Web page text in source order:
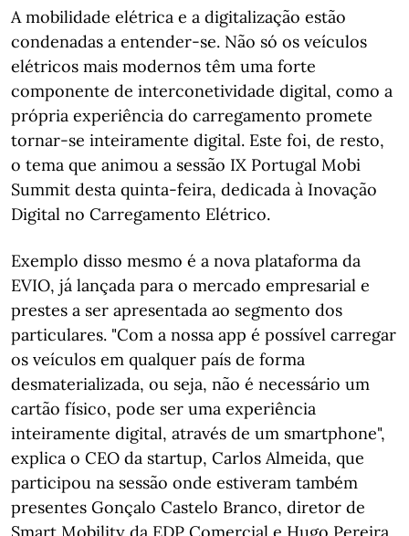
A mobilidade elétrica e a digitalização estão
condenadas a entender-se. Não só os veículos
elétricos mais modernos têm uma forte
componente de interconetividade digital, como a
própria experiência do carregamento promete
tornar-se inteiramente digital. Este foi, de resto,
o tema que animou a sessão IX Portugal Mobi
Summit desta quinta-feira, dedicada à Inovação
Digital no Carregamento Elétrico.
Exemplo disso mesmo é a nova plataforma da
EVIO, já lançada para o mercado empresarial e
prestes a ser apresentada ao segmento dos
particulares. "Com a nossa app é possível carregar
os veículos em qualquer país de forma
desmaterializada, ou seja, não é necessário um
cartão físico, pode ser uma experiência
inteiramente digital, através de um smartphone",
explica o CEO da startup, Carlos Almeida, que
participou na sessão onde estiveram também
presentes Gonçalo Castelo Branco, diretor de